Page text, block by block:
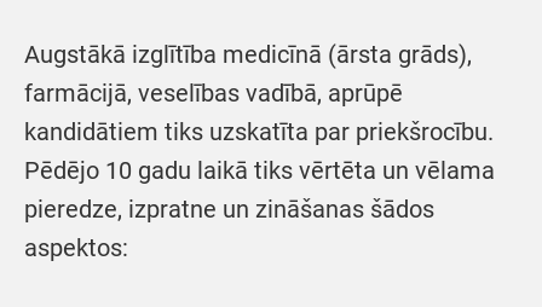
Augstākā izglītība medicīnā (ārsta grāds),
farmācijā, veselības vadībā, aprūpē
kandidātiem tiks uzskatīta par priekšrocību.
Pēdējo 10 gadu laikā tiks vērtēta un vēlama
pieredze, izpratne un zināšanas šādos
aspektos: